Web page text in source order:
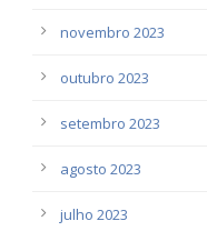
novembro 2023
outubro 2023
setembro 2023
agosto 2023
julho 2023